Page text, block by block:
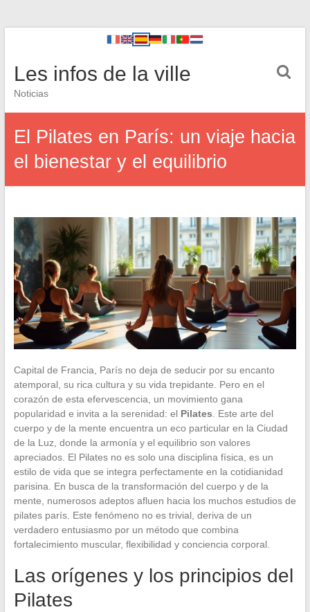
Les infos de la ville
Noticias
El Pilates en París: un viaje hacia
el bienestar y el equilibrio
Capital de Francia, París no deja de seducir por su encanto
atemporal, su rica cultura y su vida trepidante. Pero en el
corazón de esta efervescencia, un movimiento gana
popularidad e invita a la serenidad: el Pilates . Este arte del
cuerpo y de la mente encuentra un eco particular en la Ciudad
de la Luz, donde la armonía y el equilibrio son valores
apreciados. El Pilates no es solo una disciplina física, es un
estilo de vida que se integra perfectamente en la cotidianidad
parisina. En busca de la transformación del cuerpo y de la
mente, numerosos adeptos afluen hacia los muchos estudios de
pilates parís. Este fenómeno no es trivial, deriva de un
verdadero entusiasmo por un método que combina
fortalecimiento muscular, flexibilidad y conciencia corporal.
Las orígenes y los principios del
Pilates